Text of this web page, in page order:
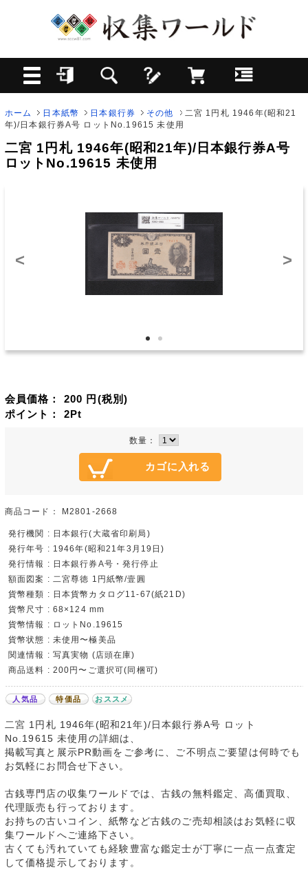
ホーム 日本紙幣 日本銀行券 その他
二宮 1円札 1946年(昭和21
年)/日本銀行券A号 ロットNo.19615 未使用
二宮 1円札 1946年(昭和21年)/日本銀行券A号
ロットNo.19615 未使用
< >
会員価格： 200 円(税別)
ポイント： 2Pt
数量：
商品コード： M2801-2668
発行機関 : 日本銀行(大蔵省印刷局)
発行年号 : 1946年(昭和21年3月19日)
発行情報 : 日本銀行券A号・発行停止
額面図案 : 二宮尊徳 1円紙幣/壹圓
貨幣種類 : 日本貨幣カタログ11-67(紙21D)
貨幣尺寸 : 68×124 mm
貨幣情報 : ロットNo.19615
貨幣状態 : 未使用〜極美品
関連情報 : 写真実物 (店頭在庫)
商品送料 : 200円〜ご選択可(同梱可)
人気品 特価品 おススメ
二宮 1円札 1946年(昭和21年)/日本銀行券A号 ロット
No.19615 未使用の詳細は、
掲載写真と展示PR動画をご参考に、ご不明点ご要望は何時でも
お気軽にお問合せ下さい。
古銭専門店の収集ワールドでは、古銭の無料鑑定、高価買取、
代理販売も行っております。
お持ちの古いコイン、紙幣など古銭のご売却相談はお気軽に収
集ワールドへご連絡下さい。
古くても汚れていても経験豊富な鑑定士が丁寧に一点一点査定
して価格提示しております。